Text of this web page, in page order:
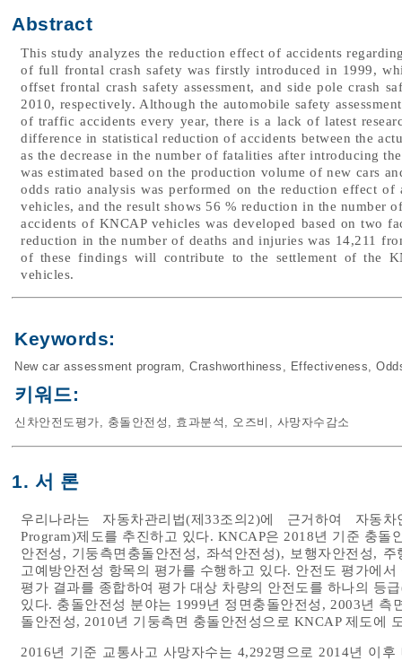
Abstract
This study analyzes the reduction effect of accidents
of full frontal crash safety was firstly introduced in 1999,
offset frontal crash safety assessment, and side pole crash
2010, respectively. Although the automobile safety
of traffic accidents every year, there is a lack of latest
difference in statistical reduction of accidents between the
as the decrease in the number of fatalities after introducing
was estimated based on the production volume of new cars
odds ratio analysis was performed on the reduction effect of
vehicles, and the result shows 56 % reduction in the number
accidents of KNCAP vehicles was developed based on two
reduction in the number of deaths and injuries was 14,211
of these findings will contribute to the settlement of the
vehicles.
Keywords:
New car assessment program, Crashworthiness , Effectiveness,
키워드:
신차안전도평가, 충돌안전성 , 효과분석 , 오즈비 , 사망자수감소
1. 서 론
우리나라는 자동차관리법(제33조의2)에 근거하여 자동
Program)제도를 추진하고 있다. KNCAP은 2018년 기준 충
안전성, 기둥측면충돌안전성, 좌석안전성), 보행자안전성,
고예방안전성 항목의 평가를 수행하고 있다. 안전도 평가에
평가 결과를 종합하여 평가 대상 차량의 안전도를 하나의 등
있다. 충돌안전성 분야는 1999년 정면충돌안전성, 2003년
돌안전성, 2010년 기둥측면 충돌안전성으로 KNCAP 제도에
2016년 기준 교통사고 사망자수는 4,292명으로 2014년 이